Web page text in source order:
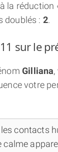
la réduction
doublés : 2.
sur le
Gilliana
votre
contacts
calme